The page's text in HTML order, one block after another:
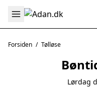
Forsiden / Tølløse
Lørdag